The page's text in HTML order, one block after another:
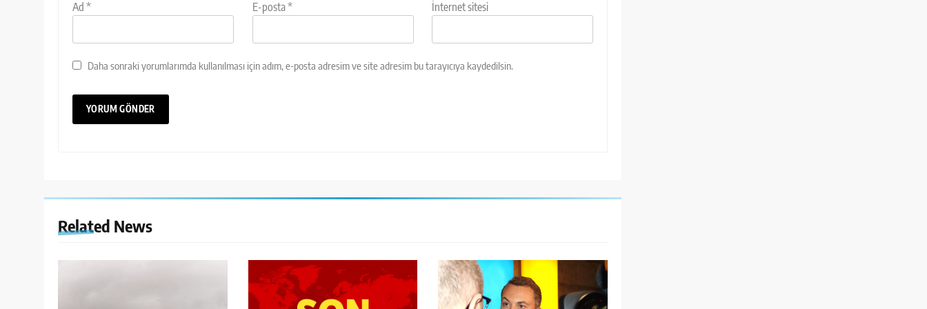
Ad * E-posta* İnternet sitesi
Daha sonraki yorumlarımda kullanılması için adım, e-posta adresim ve site adresim bu tarayıcıya kaydedilsin.
Related News